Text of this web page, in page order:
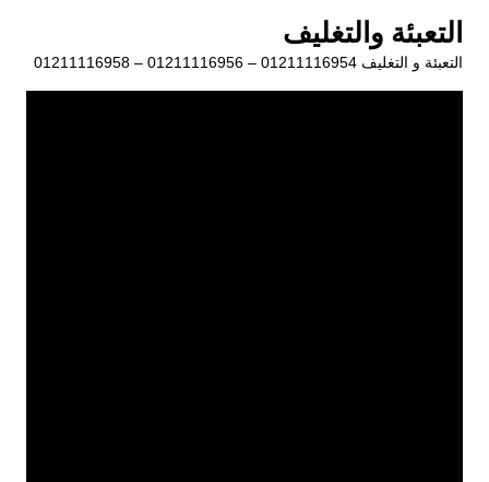
المحتوى
التعبئة والتغليف
التعبئة و التغليف 01211116954 – 01211116956 – 01211116958